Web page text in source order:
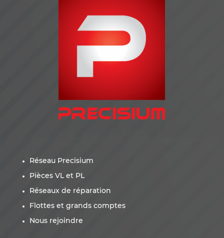
Réseau Precisium
Pièces VL et PL
Réseaux de réparation
Flottes et grands comptes
Nous rejoindre